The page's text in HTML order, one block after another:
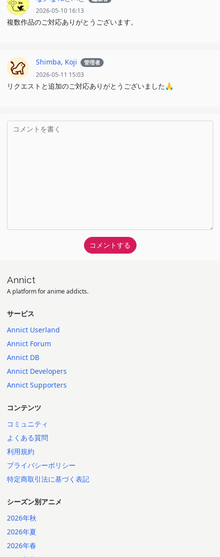
2026-05-10 16:13
複数作品のご対応ありがとうございます。
Shimba, Koji 管理者
2026-05-11 15:03
リクエストと追加のご対応ありがとうございました🙏
Annict
A platform for anime addicts.
サービス
Annict Userland
Annict Forum
Annict DB
Annict Developers
Annict Supporters
コンテンツ
コミュニティ
よくある質問
利用規約
プライバシーポリシー
特定商取引法に基づく表記
シーズン別アニメ
2026年秋
2026年夏
2026年春